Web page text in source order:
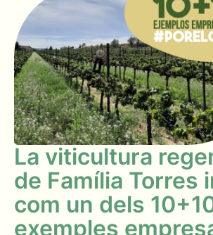
La viticultura
de Família Torres
com un dels
exemples